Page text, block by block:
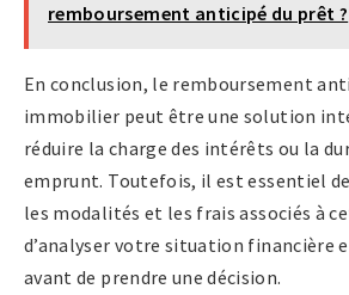
remboursement anticipé du prêt ?
En conclusion, le remboursement
immobilier peut être une solution
réduire la charge des intérêts ou la
emprunt. Toutefois, il est essentiel
les modalités et les frais associés à
d’analyser votre situation financière
avant de prendre une décision.